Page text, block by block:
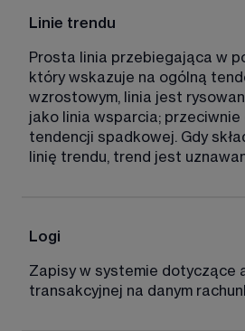
Linie trendu
Prosta linia przebiegająca w
który wskazuje na ogólną
wzrostowym, linia jest
jako linia wsparcia; przeciwnie
tendencji spadkowej. Gdy
linię trendu, trend jest
Logi
Zapisy w systemie dotyczące
transakcyjnej na danym